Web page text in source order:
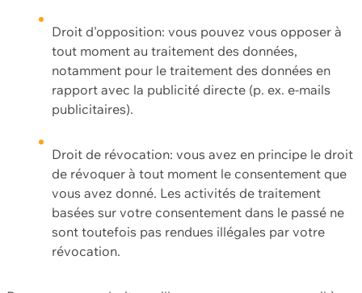
Droit d'opposition: vous pouvez vous opposer à
tout moment au traitement des données,
notamment pour le traitement des données en
rapport avec la publicité directe (p. ex. e-mails
publicitaires).
Droit de révocation: vous avez en principe le droit
de révoquer à tout moment le consentement que
vous avez donné. Les activités de traitement
basées sur votre consentement dans le passé ne
sont toutefois pas rendues illégales par votre
révocation.